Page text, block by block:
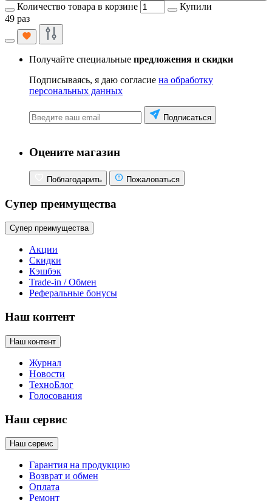
Количество товара в корзине
Купили
49 раз
Получайте специальные предложения и скидки
Подписываясь, я даю согласие на обработку
персональных данных
Подписаться
Оцените магазин
Поблагодарить Пожаловаться
Супер преимущества
Супер преимущества
Акции
Скидки
Кэшбэк
Trade-in / Обмен
Реферальные бонусы
Наш контент
Наш контент
Журнал
Новости
ТехноБлог
Голосования
Наш сервис
Наш сервис
Гарантия на продукцию
Возврат и обмен
Оплата
Ремонт